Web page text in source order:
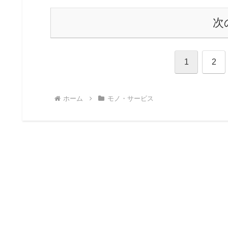
次
1 2
ホーム モノ・サービス